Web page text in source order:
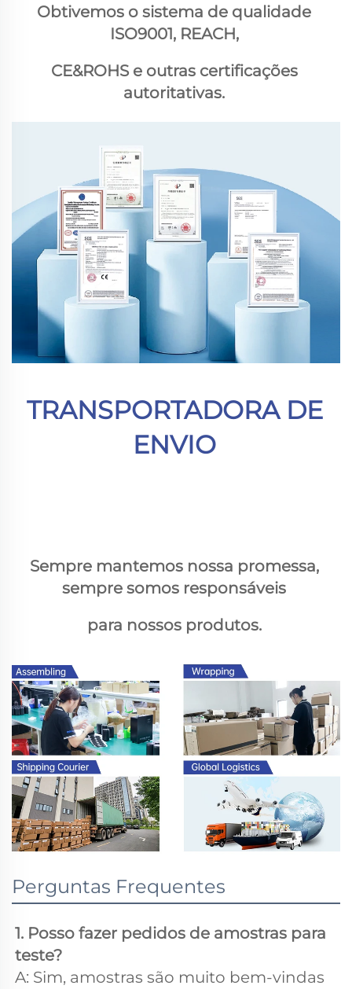
Obtivemos o sistema de qualidade
ISO9001, REACH,
CE&ROHS e outras certificações
autoritativas.
TRANSPORTADORA DE
ENVIO
Sempre mantemos nossa promessa,
sempre somos responsáveis
para nossos produtos.
Perguntas Frequentes
1. Posso fazer pedidos de amostras para
teste?
A: Sim, amostras são muito bem-vindas